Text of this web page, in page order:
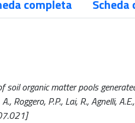
completa Scheda
soil organic matter pools
Roggero, P.P., Lai, R., Agnelli,